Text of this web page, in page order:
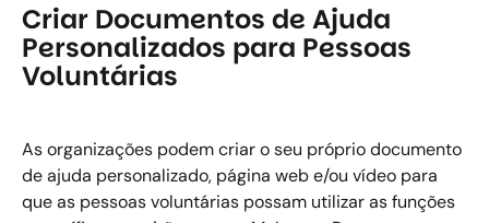
Criar Documentos de Ajuda
Personalizados para Pessoas
Voluntárias
As organizações podem criar o seu próprio documento
de ajuda personalizado, página web e/ou vídeo para
que as pessoas voluntárias possam utilizar as funções